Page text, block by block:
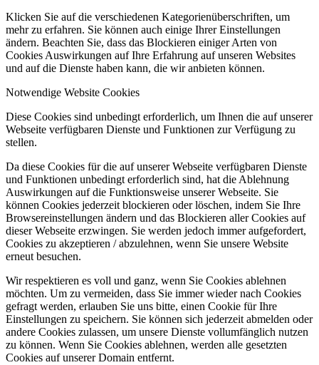
Klicken Sie auf die verschiedenen Kategorienüberschriften, um
mehr zu erfahren. Sie können auch einige Ihrer Einstellungen
ändern. Beachten Sie, dass das Blockieren einiger Arten von
Cookies Auswirkungen auf Ihre Erfahrung auf unseren Websites
und auf die Dienste haben kann, die wir anbieten können.
Notwendige Website Cookies
Diese Cookies sind unbedingt erforderlich, um Ihnen die auf unserer
Webseite verfügbaren Dienste und Funktionen zur Verfügung zu
stellen.
Da diese Cookies für die auf unserer Webseite verfügbaren Dienste
und Funktionen unbedingt erforderlich sind, hat die Ablehnung
Auswirkungen auf die Funktionsweise unserer Webseite. Sie
können Cookies jederzeit blockieren oder löschen, indem Sie Ihre
Browsereinstellungen ändern und das Blockieren aller Cookies auf
dieser Webseite erzwingen. Sie werden jedoch immer aufgefordert,
Cookies zu akzeptieren / abzulehnen, wenn Sie unsere Website
erneut besuchen.
Wir respektieren es voll und ganz, wenn Sie Cookies ablehnen
möchten. Um zu vermeiden, dass Sie immer wieder nach Cookies
gefragt werden, erlauben Sie uns bitte, einen Cookie für Ihre
Einstellungen zu speichern. Sie können sich jederzeit abmelden oder
andere Cookies zulassen, um unsere Dienste vollumfänglich nutzen
zu können. Wenn Sie Cookies ablehnen, werden alle gesetzten
Cookies auf unserer Domain entfernt.